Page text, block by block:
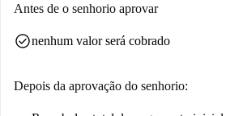
Antes de o senhorio aprovar
check_circlenenhum valor será cobrado
Depois da aprovação do senhorio: